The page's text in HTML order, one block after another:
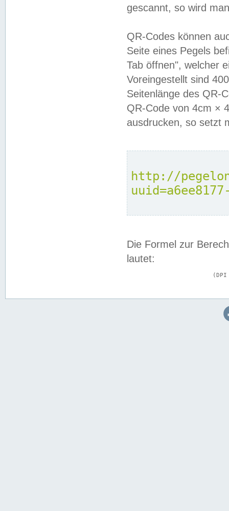
gescannt, so wird
QR-Codes können
Seite eines Pegels
Tab öffnen", welcher
Voreingestellt sind
Seitenlänge des QR-
QR-Code von 4cm ×
ausdrucken, so setzt
http://
Die Formel zur
lautet: